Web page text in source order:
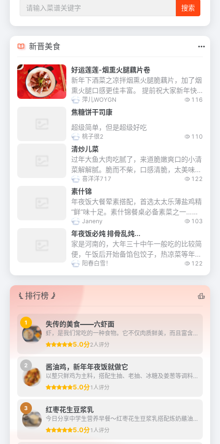
新晋美食
好运莲莲-烟熏火腿藕片卷
新年下酒菜之凉拌烟熏火腿脆藕片，加了烟
熏火腿口感更佳丰富。 提前祝大家新年快
乐！好运连连！
萍儿WOYGN 116
焦糖饼干司康
超级简单，但是超级好吃
桃子很2 110
清炒儿菜
过年大鱼大肉吃腻了，来道脆嫩爽口的小清
菜解解腻。脆而不柴，口感清脆，太美味
了。喜洋洋717 122
素什锦
年夜饭大餐荤素搭配，首选太太乐薄盐鸡精
“鲜”味十足。素什锦餐桌必备素菜之一…素
什锦菜非常美味，由许多不同品种的蔬菜，
水沸川烫至熟。统一在锅里煸炒一下，烩在
一起，加...
Janeny 103
年夜饭必炖 排骨乱炖...
家是河南的，大年三十中午一般吃的比较简
便，午饭后开始备馅包饺子，热凉菜等年夜
饭，我们家喜欢三十的中午炖一锅菜，有肉
有素，咕嘟咕嘟一大锅，配上大米馒头真叫
一个香……...
阳春白雪！ 122
排行榜
1 失传的美食——六虾面
虾，是我们常吃的一种食物。它不仅肉质鲜美，而且富含多种营养物质，对人体健康十分有益。正因为这样，诞生了许多虾类的美食。在《苏州往事》中记载了一道美味但又制作过程复...
5.0分2人评分
2 酱油鸡，新年年夜饭就做它
以整只鲜鸡为主料，搭配生抽、老抽、冰糖及姜葱等调料制成。
5.0分1人评分
3 红枣花生豆浆乳
今日分享中学生营养早餐～红枣花生豆浆乳搭配炼奶蘸油条，有雀巢鹰唛炼奶加持，早餐的浓香与酥脆瞬间升华！
5.0分1人评分